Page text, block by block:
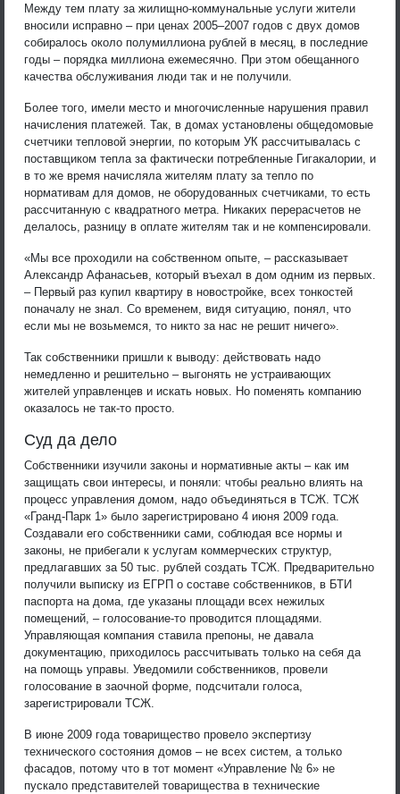
Между тем плату за жилищно-коммунальные услуги жители
вносили исправно – при ценах 2005–2007 годов с двух домов
собиралось около полумиллиона рублей в месяц, в последние
годы – порядка миллиона ежемесячно. При этом обещанного
качества обслуживания люди так и не получили.
Более того, имели место и многочисленные нарушения правил
начисления платежей. Так, в домах установлены общедомовые
счетчики тепловой энергии, по которым УК рассчитывалась с
поставщиком тепла за фактически потребленные Гигакалории, и
в то же время начисляла жителям плату за тепло по
нормативам для домов, не оборудованных счетчиками, то есть
рассчитанную с квадратного метра. Никаких перерасчетов не
делалось, разницу в оплате жителям так и не компенсировали.
«Мы все проходили на собственном опыте, – рассказывает
Александр Афанасьев, который въехал в дом одним из первых.
– Первый раз купил квартиру в новостройке, всех тонкостей
поначалу не знал. Со временем, видя ситуацию, понял, что
если мы не возьмемся, то никто за нас не решит ничего».
Так собственники пришли к выводу: действовать надо
немедленно и решительно – выгонять не устраивающих
жителей управленцев и искать новых. Но поменять компанию
оказалось не так-то просто.
Суд да дело
Собственники изучили законы и нормативные акты – как им
защищать свои интересы, и поняли: чтобы реально влиять на
процесс управления домом, надо объединяться в ТСЖ. ТСЖ
«Гранд-Парк 1» было зарегистрировано 4 июня 2009 года.
Создавали его собственники сами, соблюдая все нормы и
законы, не прибегали к услугам коммерческих структур,
предлагавших за 50 тыс. рублей создать ТСЖ. Предварительно
получили выписку из ЕГРП о составе собственников, в БТИ
паспорта на дома, где указаны площади всех нежилых
помещений, – голосование-то проводится площадями.
Управляющая компания ставила препоны, не давала
документацию, приходилось рассчитывать только на себя да
на помощь управы. Уведомили собственников, провели
голосование в заочной форме, подсчитали голоса,
зарегистрировали ТСЖ.
В июне 2009 года товарищество провело экспертизу
технического состояния домов – не всех систем, а только
фасадов, потому что в тот момент «Управление № 6» не
пускало представителей товарищества в технические